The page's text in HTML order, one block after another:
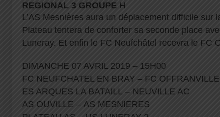
REGIONAL 3 GROUPE H
L’AS Mesnières aura un déplacement difficile sur
Plateau tentera de conforter sa seconde place
Luneray. Et enfin le FC Neufchâtel recevra le FC
DIMANCHE 07 AVRIL 2019 – 15H00
FC NEUFCHATEL EN BRAY – FC
ES ARQUES LA BATAILL – NEUVILLE AC
AS OUVILLE – AS MESNIERES